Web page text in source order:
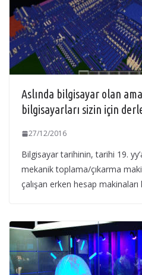
Aslında bilgisayar olan
bilgisayarları sizin için
27/12/2016
Bilgisayar tarihinin, tarihi 19.
mekanik toplama/çıkarma
çalışan erken hesap makinaları